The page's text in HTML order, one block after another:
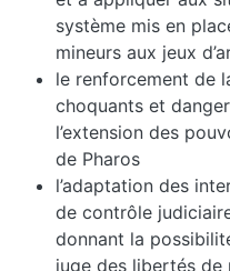
système mis en
mineurs aux jeux
le renforcement de
choquants et
l’extension des
de Pharos
l’adaptation des
de contrôle
donnant la
juge des libertés